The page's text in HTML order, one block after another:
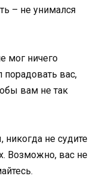
– не унимался
мог ничего
порадовать вас,
вам не так
не судите
Возможно, вас не